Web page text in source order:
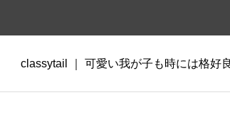
classytail ｜ 可愛い我が子も時には格好